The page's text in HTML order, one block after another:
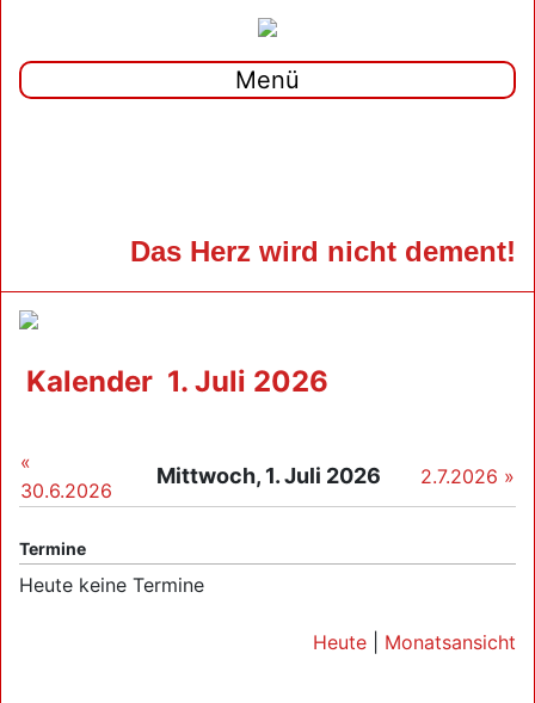
Menü
Das Herz wird nicht dement!
Kalender 1. Juli 2026
«
30.6.2026
Mittwoch, 1. Juli 2026 2.7.2026 »
Termine
Heute keine Termine
Heute Monatsansicht